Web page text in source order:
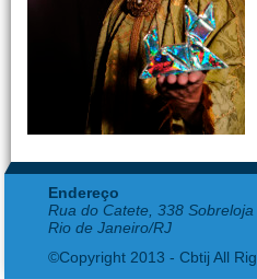
Endereço
Rua do Catete, 338
Rio de Janeiro/RJ
©Copyright 2013 - Cbtij All